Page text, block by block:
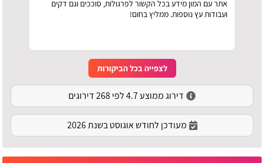
אתר עם המון מידע בכל הקשור לפרגולות, סוככים וגם דקים
ועבודות עץ נוספות. ממליץ בחום!
לצפייה בכל הביקורות
דירוג ממוצע 4.7 לפי 268 דירוגים
מעודכן לחודש אוגוסט בשנת 2026